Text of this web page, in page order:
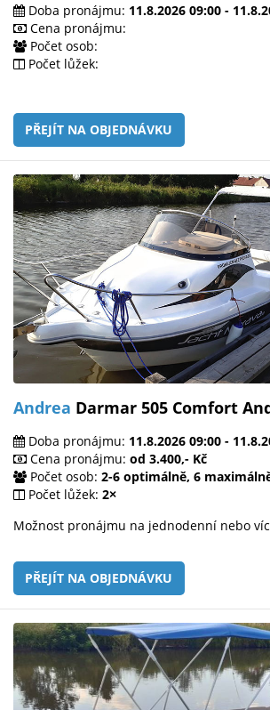
Doba pronájmu: 11.8.2026 09:00 -
Cena pronájmu:
Počet osob:
Počet lůžek:
PŘEJÍT NA OBJEDNÁVKU
Andrea Darmar 505 Comfort
Doba pronájmu: 11.8.2026 09:00 -
Cena pronájmu: od 3.400,- Kč
Počet osob: 2-6 optimálně, 6
Počet lůžek: 2×
Možnost pronájmu na jednodenní nebo
PŘEJÍT NA OBJEDNÁVKU
mailem.
objednat
poukaz